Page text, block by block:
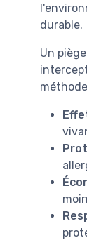
durable.
Un